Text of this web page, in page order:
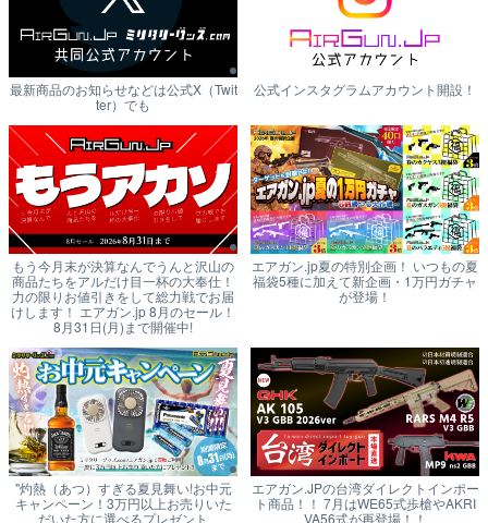
最新商品のお知らせなどは公式X（Twit
ter）でも
公式インスタグラムアカウント開設！
もう今月末が決算なんでうんと沢山の
商品たちをアルだけ目一杯の大奉仕！
力の限りお値引きをして総力戦でお届
けします！ エアガン.jp 8月のセール！
8月31日(月)まで開催中!
エアガン.jp夏の特別企画！ いつもの夏
福袋5種に加えて新企画・1万円ガチャ
が登場！
"灼熱（あつ）すぎる夏見舞い!お中元
キャンペーン！3万円以上お売りいた
だいた方に選べるプレゼント
エアガン.JPの台湾ダイレクトインポー
ト商品！！ 7月はWE65式歩槍やAKRI
VA56式が再登場！！